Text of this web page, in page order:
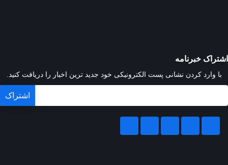
اشتراک خبرنامه
با وارد کردن نشانی پست الکترونیکی خود جدید ترین اخبار را دریافت کنید.